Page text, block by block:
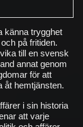
känna trygghet
på fritiden.
till en svensk
annat genom
för att
åt hemtjänsten.
i sin historia
att varje